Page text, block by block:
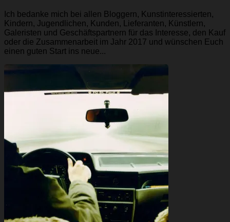
Ich bedanke mich bei allen Bloggern, Kunstinteressierten,
Kindern, Jugendlichen, Kunden, Lieferanten, Künstlern,
Galeristen und Geschäftspartnern für das Interesse, den Kauf
oder die Zusammenarbeit im Jahr 2017 und wünschen Euch
einen guten Start ins neue...